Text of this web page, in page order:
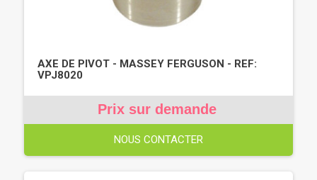
AXE DE PIVOT - MASSEY FERGUSON - REF:
VPJ8020
Prix sur demande
NOUS CONTACTER